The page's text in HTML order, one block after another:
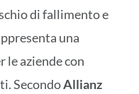
di fallimento e
una
le aziende con
SecondoAllianz